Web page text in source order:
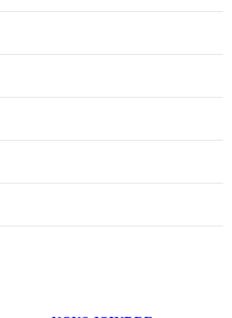
VÉHICULE
ROUTIER
AUTO
VOUS